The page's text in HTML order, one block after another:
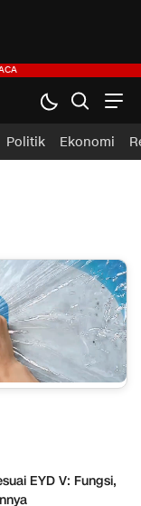
Politik Ekonomi
EYD V: Fungsi,